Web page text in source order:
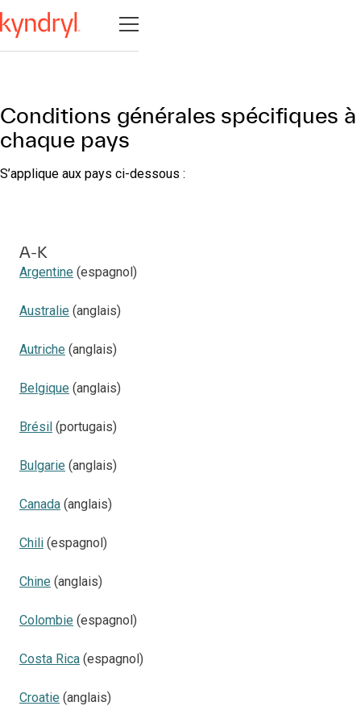
Ouvrir la navigation
Conditions générales spécifiques à
chaque pays
S’applique aux pays ci-dessous :
A-K
Argentine (espagnol)
Australie (anglais)
Autriche (anglais)
Belgique (anglais)
Brésil (portugais)
Bulgarie (anglais)
Canada (anglais)
Chili (espagnol)
Chine (anglais)
Colombie (espagnol)
Costa Rica (espagnol)
Croatie (anglais)